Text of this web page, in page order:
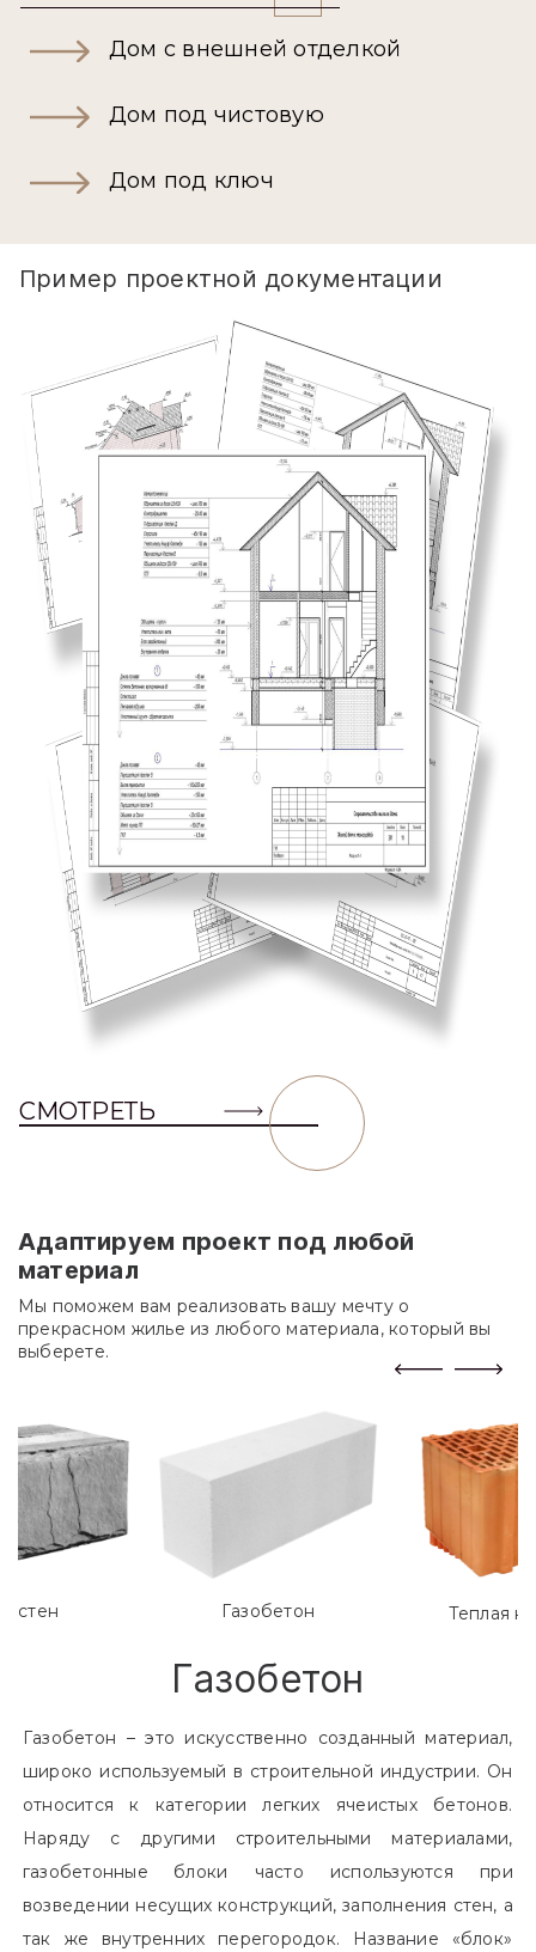
Дом с внешней отделкой
Дом под чистовую
Дом под ключ
Пример проектной документации
СМОТРЕТЬ
Адаптируем проект под любой
материал
Мы поможем вам реализовать вашу мечту о
прекрасном жилье из любого материала, который вы
выберете.
Газобетон Теплая
Газобетон
Газобетон – это искусственно созданный материал,
широко используемый в строительной индустрии. Он
относится к категории легких ячеистых бетонов.
Наряду с другими строительными материалами,
газобетонные блоки часто используются при
возведении несущих конструкций, заполнения стен, а
так же внутренних перегородок. Название «блок»